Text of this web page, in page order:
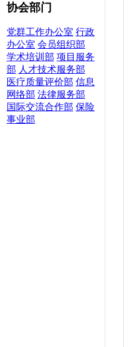
协会部门
党群工作办公室 行政
办公室 会员组织部
学术培训部 项目服务
部 人才技术服务部
医疗质量评价部 信息
网络部 法律服务部
国际交流合作部 保险
事业部